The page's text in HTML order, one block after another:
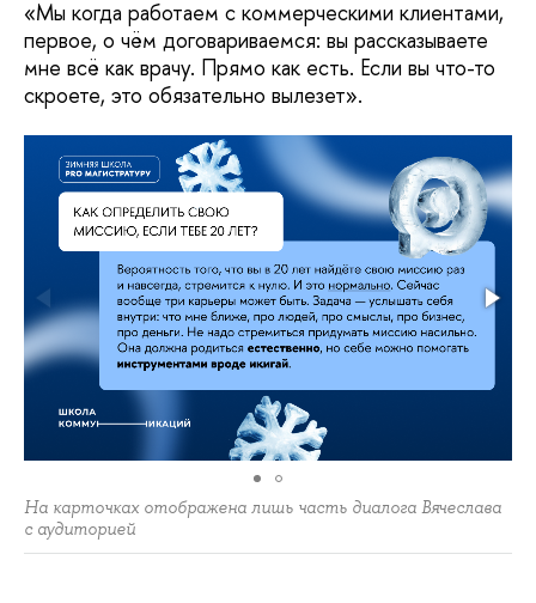
«Мы когда работаем с коммерческими клиентами,
первое, о чём договариваемся: вы рассказываете
мне всё как врачу. Прямо как есть. Если вы что-то
скроете, это обязательно вылезет».
На карточках отображена лишь часть диалога Вячеслава
с аудиторией